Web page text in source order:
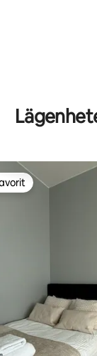
betyg, 179